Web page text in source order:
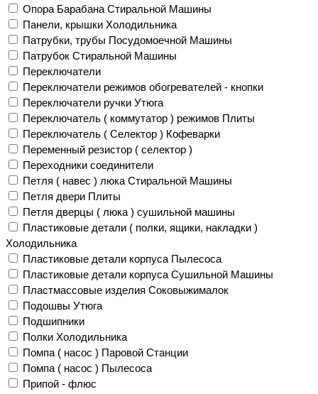
Опора Барабана Стиральной Машины
Панели, крышки Холодильника
Патрубки, трубы Посудомоечной Машины
Патрубок Стиральной Машины
Переключатели
Переключатели режимов обогревателей - кнопки
Переключатели ручки Утюга
Переключатель ( коммутатор ) режимов Плиты
Переключатель ( Селектор ) Кофеварки
Переменный резистор ( селектор )
Переходники соединители
Петля ( навес ) люка Стиральной Машины
Петля двери Плиты
Петля дверцы ( люка ) сушильной машины
Пластиковые детали ( полки, ящики, накладки )
Холодильника
Пластиковые детали корпуса Пылесоса
Пластиковые детали корпуса Сушильной Машины
Пластмассовые изделия Соковыжималок
Подошвы Утюга
Подшипники
Полки Холодильника
Помпа ( насос ) Паровой Станции
Помпа ( насос ) Пылесоса
Припой - флюс